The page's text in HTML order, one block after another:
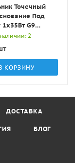
Точечный
Под
1х35Вт G9
IP20
наличии: 2
КОРЗИНУ
ДОСТАВКА
БЛОГ